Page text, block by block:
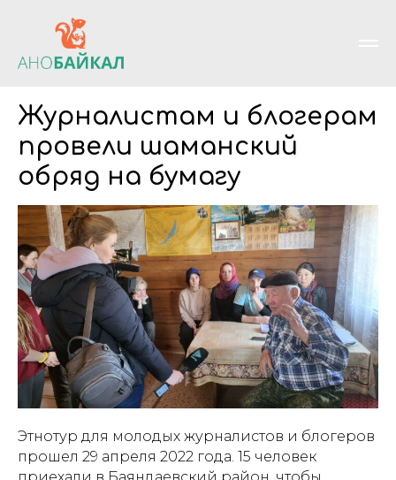
Журналистам и блогерам
провели шаманский
обряд на бумагу
Этнотур для молодых журналистов и блогеров
прошел 29 апреля 2022 года. 15 человек